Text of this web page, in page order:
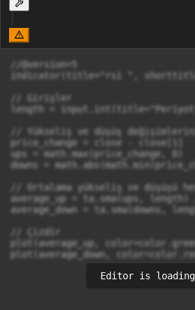
//@version=5
indicator(title="rsi ",
// Girişler
length =
// Yükseliş ve düşüş
price_change = close - close[1]
ups = math.max(price_change, 0)
downs =
// Ortalama yükseliş ve düşüşü
average_up = ta.sma(ups,
average_down = ta.sma(downs,
// Çizdir
plot(average_up,
plot(average_down,
Editor is